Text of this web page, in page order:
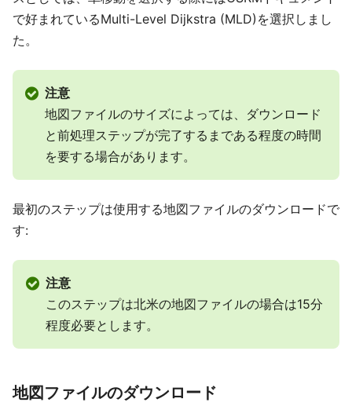
で好まれているMulti-Level Dijkstra (MLD)を選択しまし
た。
注意
地図ファイルのサイズによっては、ダウンロード
と前処理ステップが完了するまである程度の時間
を要する場合があります。
最初のステップは使用する地図ファイルのダウンロードで
す:
注意
このステップは北米の地図ファイルの場合は15分
程度必要とします。
地図ファイルのダウンロード